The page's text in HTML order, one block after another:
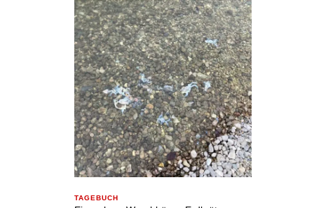
TAGEBUCH